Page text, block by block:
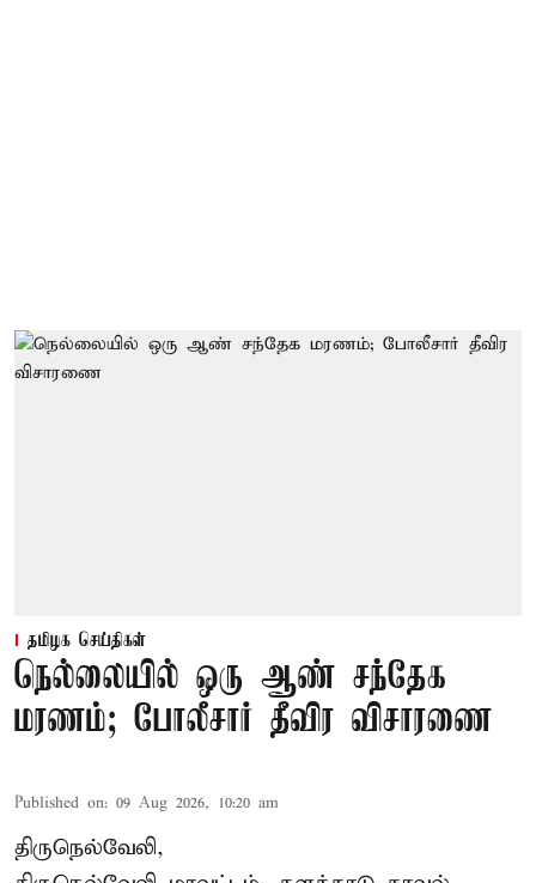
தமிழக செய்திகள்
நெல்லையில் ஒரு ஆண் சந்தேக
மரணம்; போலீசார் தீவிர விசாரணை
Published on: 09 Aug 2026, 10:20 am
திருநெல்வேலி,